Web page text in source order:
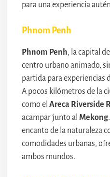
para una experiencia
Phnom Penh
Phnom Penh, la capital
centro urbano animado,
partida para experiencias
A pocos kilómetros de la
como el Areca Riverside
acampar junto al Mekong
encanto de la naturaleza
comodidades urbanas,
ambos mundos.